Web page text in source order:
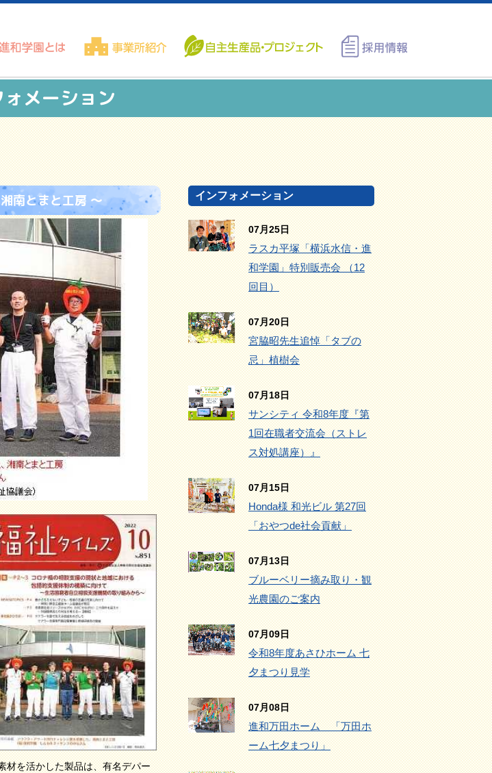
メーション
南とまと工房 ～
材を活かした製品は、有名デパー
インフォメーション
07月25日
ラスカ平塚「横浜水信・進
和学園」特別販売会 （12
回目）
07月20日
宮脇昭先生追悼「タブの
忌」植樹会
07月18日
サンシティ 令和8年度『第
1回在職者交流会（ストレ
ス対処講座）』
07月15日
Honda様 和光ビル 第27回
「おやつde社会貢献」
07月13日
ブルーベリー摘み取り・観
光農園のご案内
07月09日
令和8年度あさひホーム 七
夕まつり見学
07月08日
進和万田ホーム 「万田ホ
ーム七夕まつり」